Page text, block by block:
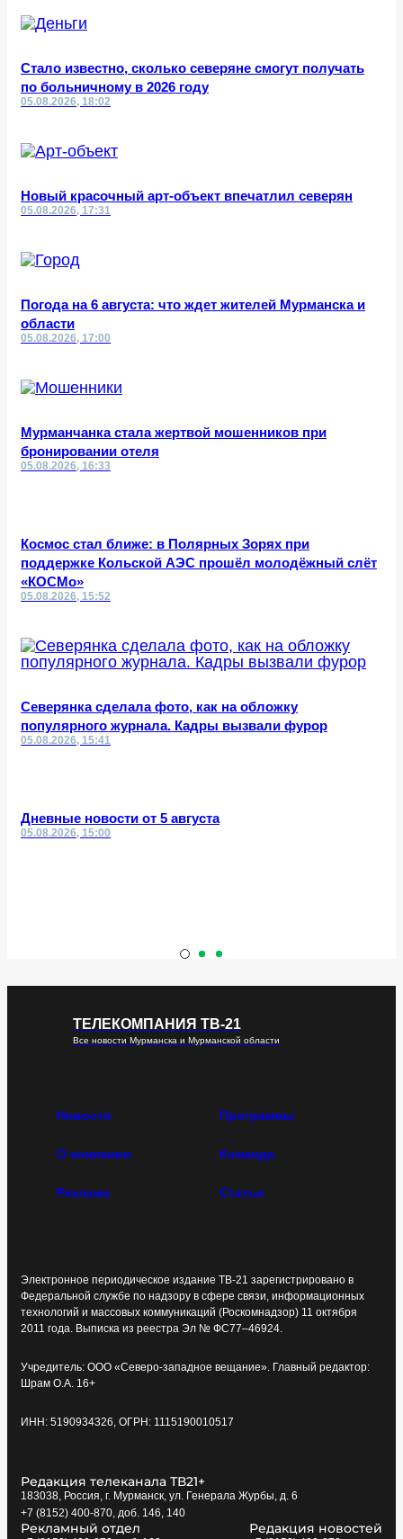
Стало известно, сколько северяне смогут получать
по больничному в 2026 году
05.08.2026, 18:02
Новый красочный арт-объект впечатлил северян
05.08.2026, 17:31
Погода на 6 августа: что ждет жителей Мурманска и
области
05.08.2026, 17:00
Мурманчанка стала жертвой мошенников при
бронировании отеля
05.08.2026, 16:33
Космос стал ближе: в Полярных Зорях при
поддержке Кольской АЭС прошёл молодёжный слёт
«КОСМо»
05.08.2026, 15:52
Северянка сделала фото, как на обложку
популярного журнала. Кадры вызвали фурор
05.08.2026, 15:41
Дневные новости от 5 августа
05.08.2026, 15:00
ТЕЛЕКОМПАНИЯ ТВ-21
Все новости Мурманска и Мурманской области
Новости Программы
О компании Команда
Реклама Статьи
Электронное периодическое издание ТВ-21 зарегистрировано в
Федеральной службе по надзору в сфере связи, информационных
технологий и массовых коммуникаций (Роскомнадзор) 11 октября
2011 года. Выписка из реестра Эл № ФС77–46924.
Учредитель: ООО «Северо-западное вещание». Главный редактор:
Шрам О.А. 16+
ИНН: 5190934326, ОГРН: 1115190010517
Редакция телеканала ТВ21+
183038, Россия, г. Мурманск, ул. Генерала Журбы, д. 6
+7 (8152) 400-870, доб. 146, 140
Рекламный отдел Редакция новостей